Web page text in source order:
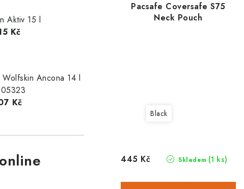
Aktiv 15 l
Kč
Wolfskin Ancona 14 l
Kč
Pacsafe Coversafe S75
Neck Pouch
Black
Skladem (1 ks)
445 Kč